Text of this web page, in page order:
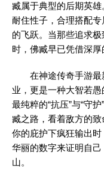
臧属于典型的后期英
耐住性子，合理搭配
的飞跃。当那些追求
时，佛臧早已凭借深厚
在神途传奇手游最
业，更是一种大智若
最纯粹的“抗压”与“守
臧之路，看着敌方的
你的庇护下疯狂输出
华丽的数字来证明自
山。